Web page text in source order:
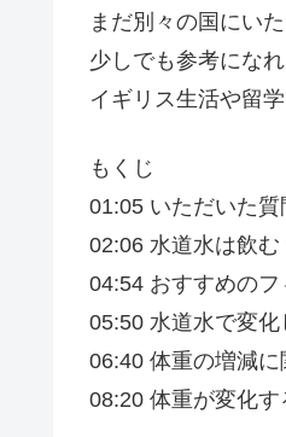
まだ別々の国にい
少しでも参考にな
イギリス生活や留
もくじ
01:05 いただいた質
02:06 水道水は飲む
04:54 おすすめの
05:50 水道水で変化
06:40 体重の増減に
08:20 体重が変化す